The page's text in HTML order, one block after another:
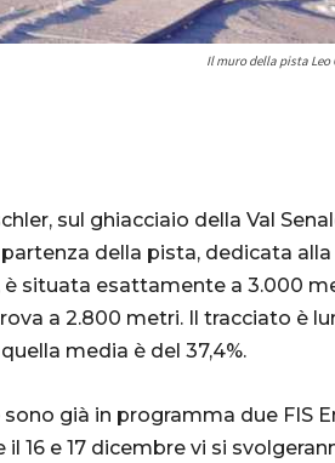
Il muro della pista Leo
sul ghiacciaio della Val
della pista, dedicata
situata esattamente a 3.000
a 2.800 metri. Il tracciato è
media è del 37,4%.
sono già in programma due FIS
16 e 17 dicembre vi si